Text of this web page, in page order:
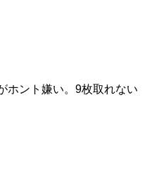
ホント嫌い。9枚取れない